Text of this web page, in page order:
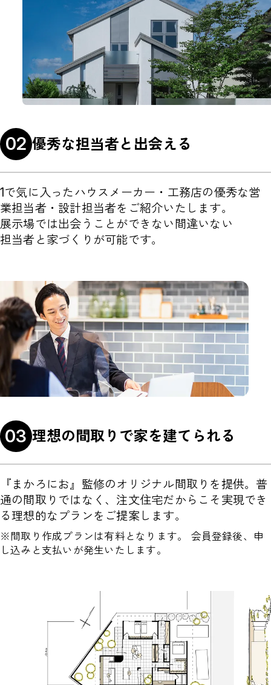
02 優秀な担当者と出会える
1で気に入ったハウスメーカー・工務店の優秀な営
業担当者・設計担当者をご紹介いたします。
展示場では出会うことができない間違いない
担当者と家づくりが可能です。
03 理想の間取りで家を建てられる
『まかろにお』監修のオリジナル間取りを提供。普
通の間取りではなく、注文住宅だからこそ実現でき
る理想的なプランをご提案します。
※間取り作成プランは有料となります。 会員登録後、申
し込みと支払いが発生いたします。